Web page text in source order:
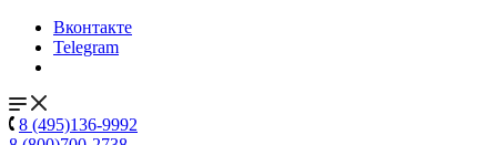
Вконтакте
Telegram
8 (495)136-9992